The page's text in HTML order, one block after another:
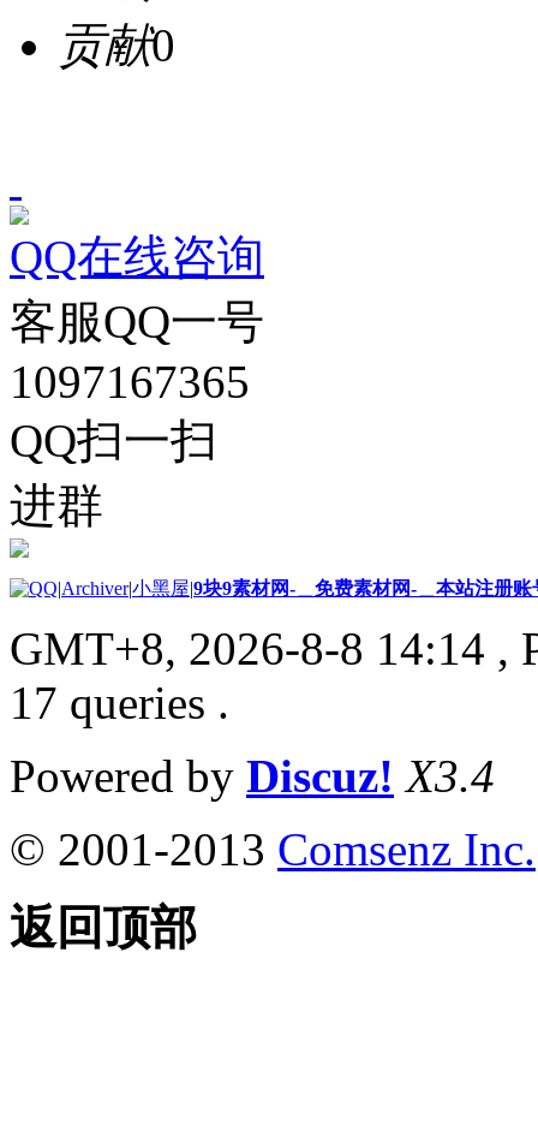
贡献0
QQ在线咨询
客服QQ一号
1097167365
QQ扫一扫
进群
|Archiver|小黑屋|9块9素材网-＿免费素材网-＿本站注册账
GMT+8, 2026-8-8 14:14 ,
17 queries .
Powered by Discuz! X3.4
© 2001-2013 Comsenz Inc.
返回顶部